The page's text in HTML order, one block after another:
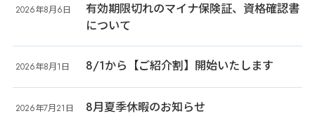
2026年8月6日
有効期限切れのマイナ保険証、資格確認書
について
2026年8月1日 8/1から【ご紹介割】開始いたします
2026年7月21日 8月夏季休暇のお知らせ